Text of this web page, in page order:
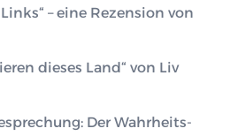
– eine Rezension von
dieses Land“ von Liv
Der Wahrheits-